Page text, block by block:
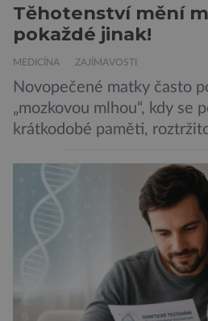
Těhotenství mění
pokaždé jinak!
MEDICÍNA ZAJÍMAVOSTI
Novopečené matky často
„mozkovou mlhou“, kdy se
krátkodobé paměti,
obtíže byly dlouhou dobu
nedostatku spánku a stresu
novorozence. Nyní se
stojí změny v mozku
Poporodní mozková mlha,